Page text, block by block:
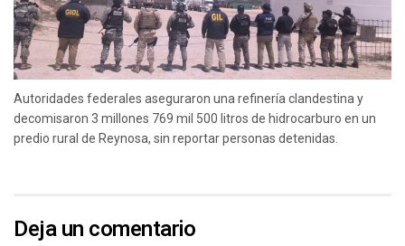
Autoridades federales aseguraron una refinería clandestina y
decomisaron 3 millones 769 mil 500 litros de hidrocarburo en un
predio rural de Reynosa, sin reportar personas detenidas.
Deja un comentario